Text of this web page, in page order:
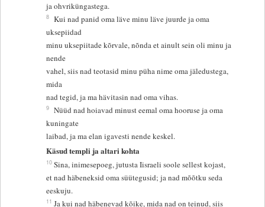
ja ohvriküngastega.
8 Kui nad panid oma läve minu läve juurde ja oma
uksepiidad
minu uksepiitade kõrvale, nõnda et ainult sein oli minu ja
nende
vahel, siis nad teotasid minu püha nime oma jäledustega,
mida
nad tegid, ja ma hävitasin nad oma vihas.
9 Nüüd nad hoiavad minust eemal oma hooruse ja oma
kuningate
laibad, ja ma elan igavesti nende keskel.
Käsud templi ja altari kohta
10 Sina, inimesepoeg, jutusta Iisraeli soole sellest kojast,
et nad häbeneksid oma süütegusid; ja nad mõõtku seda
eeskuju.
11 Ja kui nad häbenevad kõike, mida nad on teinud, siis